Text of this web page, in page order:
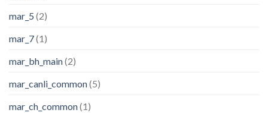
mar_5 (2)
mar_7(1)
mar_bh_main(2)
mar_canli_common(5)
mar_ch_common(1)